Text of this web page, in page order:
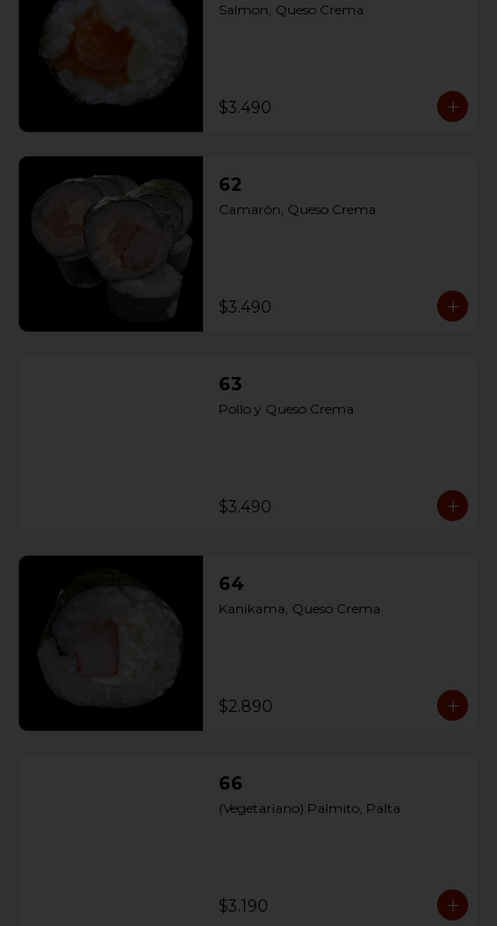
Salmon, Queso Crema
$3.490
62
Camarón, Queso Crema
$3.490
63
Pollo y Queso Crema
$3.490
64
Kanikama, Queso Crema
$2.890
66
(Vegetariano) Palmito, Palta
$3.190